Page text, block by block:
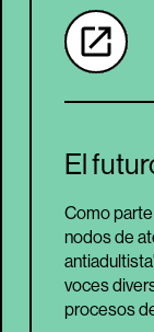
El
Como
nodos de
voces
procesos